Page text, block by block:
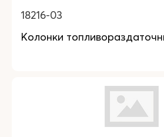
18216-03
Колонки